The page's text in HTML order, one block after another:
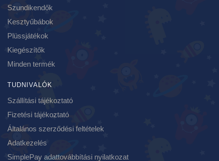
Szundikendők
Kesztyűbábok
Plüssjátékok
Kiegészítők
Minden termék
TUDNIVALÓK
Szállítási tájékoztató
Fizetési tájékoztató
Általános szerződési feltételek
Adatkezelés
SimplePay adattovábbítási nyilatkozat